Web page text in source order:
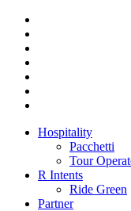
Hospitality
Pacchetti
Tour
R Intents
Ride Green
Partner